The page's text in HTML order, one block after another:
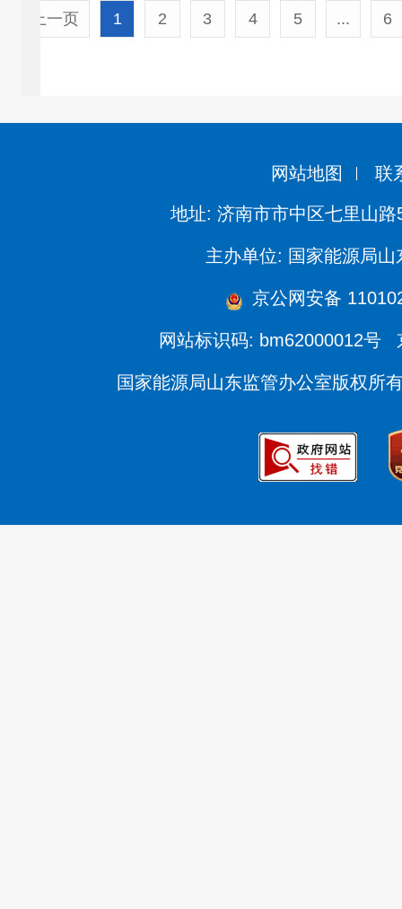
上一页 1 2 3 4 5 ... 6
网站地图 联
地址: 济南市市中区七里山路
主办单位: 国家能源局山
京公网安备
网站标识码: bm62000012号
国家能源局山东监管办公室版权所